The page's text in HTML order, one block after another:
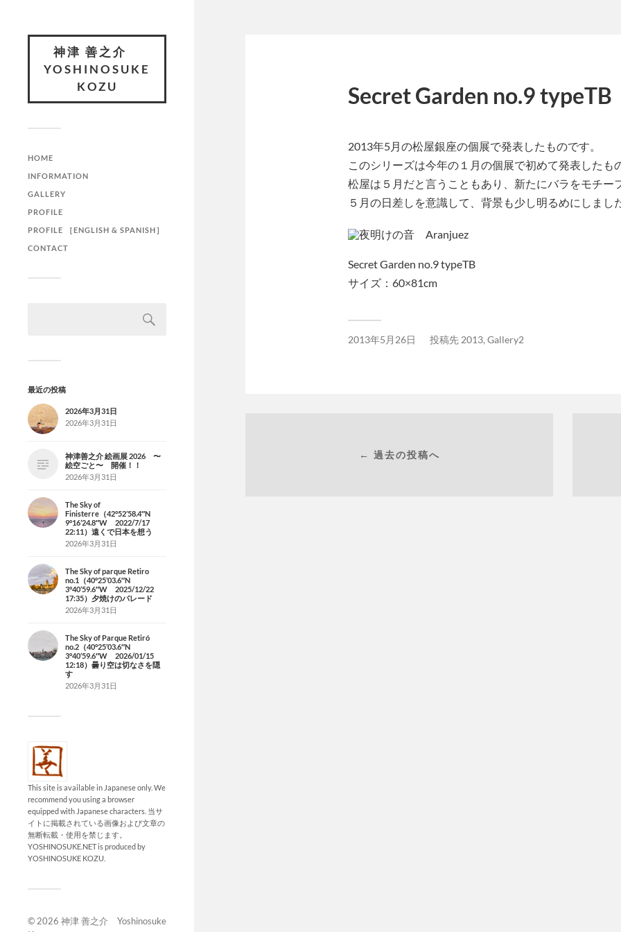
神津 善之介
YOSHINOSUKE
KOZU
HOME
INFORMATION
GALLERY
PROFILE
PROFILE ［ENGLISH & SPANISH］
CONTACT
最近の投稿
2026年3月31日
2026年3月31日
神津善之介 絵画展 2026 〜
絵空ごと〜 開催！！
2026年3月31日
The Sky of
Finisterre（42°52’58.4″N
9°16’24.8″W 2022/7/17
22:11）遠くで日本を想う
2026年3月31日
The Sky of parque Retiro
no.1（40°25’03.6″N
3°40’59.6″W 2025/12/22
17:35）夕焼けのパレード
2026年3月31日
The Sky of Parque Retiró
no.2（40°25’03.6″N
3°40’59.6″W 2026/01/15
12:18）曇り空は切なさを隠
す
2026年3月31日
This site is available in Japanese only. We
recommend you using a browser
equipped with Japanese characters. 当サ
イトに掲載されている画像および文章の
無断転載・使用を禁じます。
YOSHINOSUKE.NET is produced by
YOSHINOSUKE KOZU.
© 2026 神津 善之介 Yoshinosuke
Secret Garden no.9 typeTB
2013年5月の松屋銀座の個展で発表したものです。
このシリーズは今年の１月の個展で初めて発表したも
松屋は５月だと言うこともあり、新たにバラをモチー
５月の日差しを意識して、背景も少し明るめにしまし
Secret Garden no.9 typeTB
サイズ：60×81cm
2013年5月26日 投稿先 2013, Gallery2
← 過去の投稿へ